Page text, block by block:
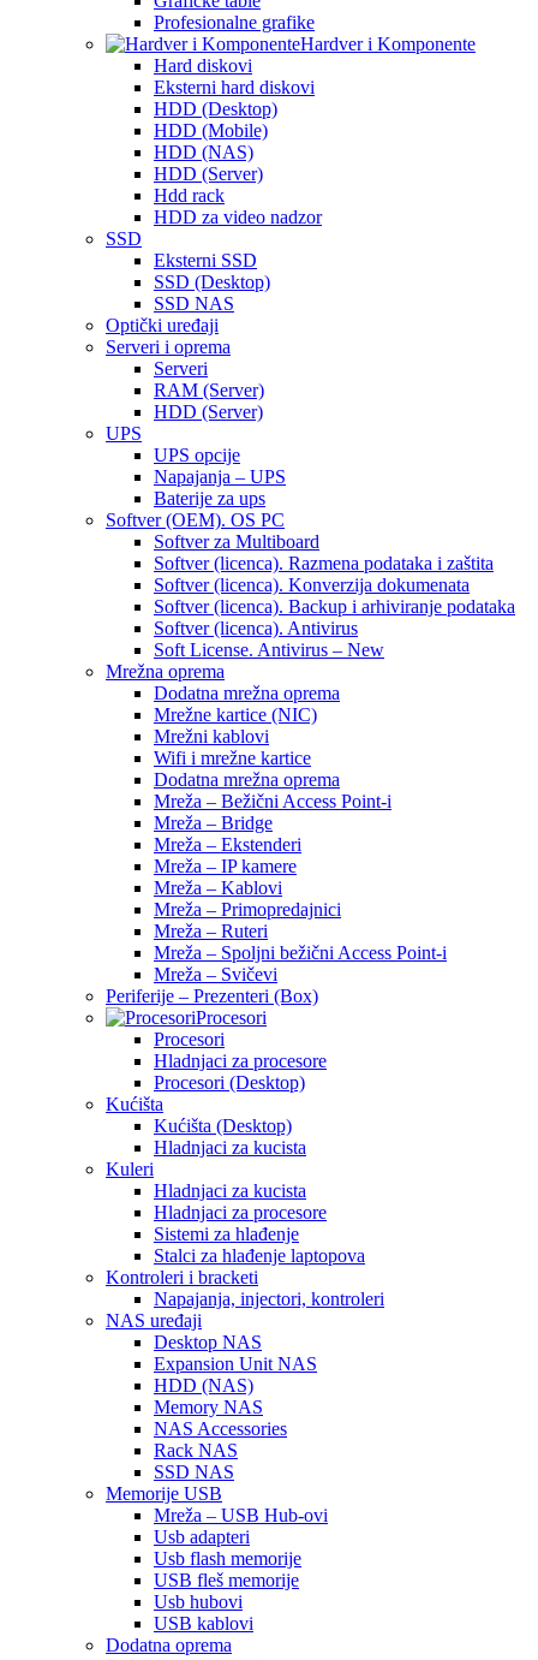
Profesionalne grafike
Hardver i Komponente
Hard diskovi
Eksterni hard diskovi
HDD (Desktop)
HDD (Mobile)
HDD (NAS)
HDD (Server)
Hdd rack
HDD za video nadzor
SSD
Eksterni SSD
SSD (Desktop)
SSD NAS
Optički uređaji
Serveri i oprema
Serveri
RAM (Server)
HDD (Server)
UPS
UPS opcije
Napajanja – UPS
Baterije za ups
Softver (OEM). OS PC
Softver za Multiboard
Softver (licenca). Razmena podataka i zaštita
Softver (licenca). Konverzija dokumenata
Softver (licenca). Backup i arhiviranje podataka
Softver (licenca). Antivirus
Soft License. Antivirus – New
Mrežna oprema
Dodatna mrežna oprema
Mrežne kartice (NIC)
Mrežni kablovi
Wifi i mrežne kartice
Dodatna mrežna oprema
Mreža – Bežični Access Point-i
Mreža – Bridge
Mreža – Ekstenderi
Mreža – IP kamere
Mreža – Kablovi
Mreža – Primopredajnici
Mreža – Ruteri
Mreža – Spoljni bežični Access Point-i
Mreža – Svičevi
Periferije – Prezenteri (Box)
Procesori
Procesori
Hladnjaci za procesore
Procesori (Desktop)
Kućišta
Kućišta (Desktop)
Hladnjaci za kucista
Kuleri
Hladnjaci za kucista
Hladnjaci za procesore
Sistemi za hlađenje
Stalci za hlađenje laptopova
Kontroleri i bracketi
Napajanja, injectori, kontroleri
NAS uređaji
Desktop NAS
Expansion Unit NAS
HDD (NAS)
Memory NAS
NAS Accessories
Rack NAS
SSD NAS
Memorije USB
Mreža – USB Hub-ovi
Usb adapteri
Usb flash memorije
USB fleš memorije
Usb hubovi
USB kablovi
Dodatna oprema